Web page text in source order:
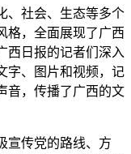
、社会、生态等多个
格，全面展现了广西
西日报的记者们深入
字、图片和视频，记
音，传播了广西的文
宣传党的路线、方